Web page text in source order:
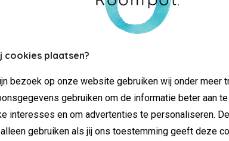
cookies plaatsen?
bezoek op onze website gebruiken wij onder meer
gebruiken om de informatie beter aan
interesses en om advertenties te personaliseren.
gebruiken als jij ons toestemming geeft deze